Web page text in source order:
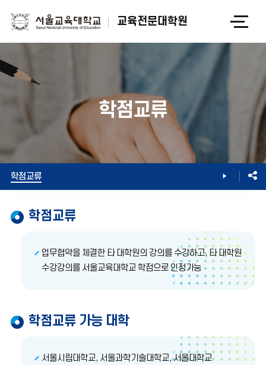
교육전문대학원
체
학점교류
학사정보
학점교류
학점교류
업무협약을 체결한 타 대학원의 강의를 수강하고, 타 대학원
수강강의를 서울교육대학교 학점으로 인정가능
학점교류 가능 대학
서울시립대학교, 서울과학기술대학교, 서울대학교